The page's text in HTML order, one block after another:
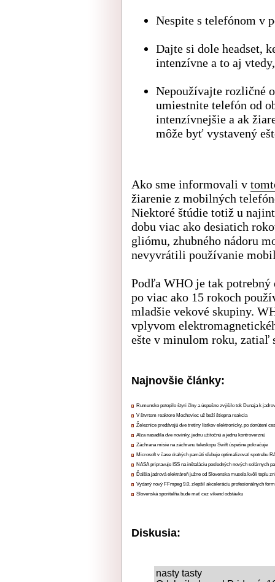
Nespite s telefónom v
Dajte si dole headset,
intenzívne a to aj
Nepoužívajte rozličné
umiestnite telefón od
intenzívnejšie a ak
môže byť vystavený
Ako sme informovali v
žiarenie z mobilných
Niektoré štúdie totiž u
dobu viac ako desiatich
gliómu, zhubného nádoru
nevyvrátili používanie
Podľa WHO je tak
po viac ako 15 rokoch
mladšie vekové skupiny.
vplyvom
ešte v minulom roku, zatiaľ
Najnovšie články:
Rumunsko potopilo štyri člny a úspešne zvýšilo tok Dunaja k
V štvrtom reaktore Mochoviec už beží štiepna reakcia
Železnice predávajú dve tretiny lístkov elektronicky, po donútení
Alza nasadila dve novinky, jednu užitočnú a jednu kontroverznú
Záchrana misie na záchranu teleskopu Swift úspešne pokračuje
Microsoft v čase drahých pamätí sľubuje optimalizovať spotrebu
NASA pripravuje ISS na inštaláciu posledných nových solárnych
Ďalšia jadrová elektráreň južne od Slovenska musela kvôli teplu
Vydaný nový FFmpeg 9.0, zlepšil akceleráciu profesionálnych
Slovenská sporiteľňa bude mať cez víkend odstávku
Diskusia:
nasty tasty